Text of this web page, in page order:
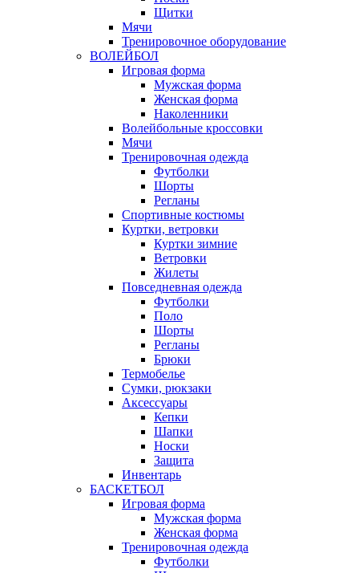
Щитки
Мячи
Тренировочное оборудование
ВОЛЕЙБОЛ
Игровая форма
Мужская форма
Женская форма
Наколенники
Волейбольные кроссовки
Мячи
Тренировочная одежда
Футболки
Шорты
Регланы
Спортивные костюмы
Куртки, ветровки
Куртки зимние
Ветровки
Жилеты
Повседневная одежда
Футболки
Поло
Шорты
Регланы
Брюки
Термобелье
Сумки, рюкзаки
Аксессуары
Кепки
Шапки
Носки
Защита
Инвентарь
БАСКЕТБОЛ
Игровая форма
Мужская форма
Женская форма
Тренировочная одежда
Футболки